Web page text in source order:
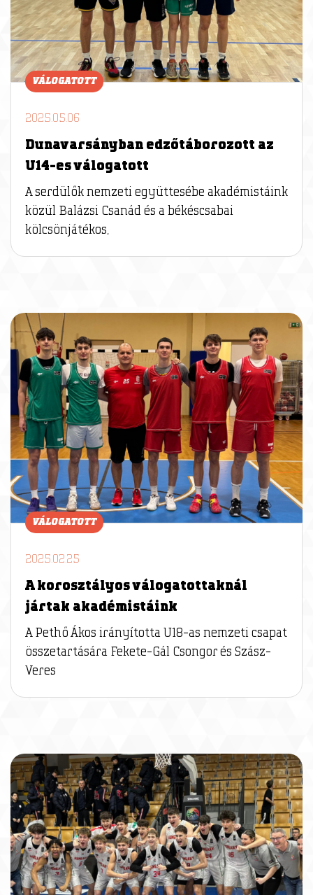
VÁLOGATOTT
2025.05.06
Dunavarsányban edzőtáborozott az
U14-es válogatott
A serdülők nemzeti együttesébe akadémistáink
közül Balázsi Csanád és a békéscsabai
kölcsönjátékos,
VÁLOGATOTT
2025.02.25
A korosztályos válogatottaknál
jártak akadémistáink
A Pethő Ákos irányította U18-as nemzeti csapat
összetartására Fekete-Gál Csongor és Szász-
Veres